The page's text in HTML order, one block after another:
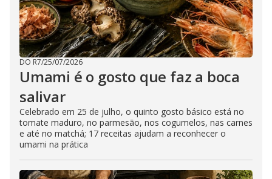
DO R7/25/07/2026
Umami é o gosto que faz a boca
salivar
Celebrado em 25 de julho, o quinto gosto básico está no
tomate maduro, no parmesão, nos cogumelos, nas carnes
e até no matchá; 17 receitas ajudam a reconhecer o
umami na prática